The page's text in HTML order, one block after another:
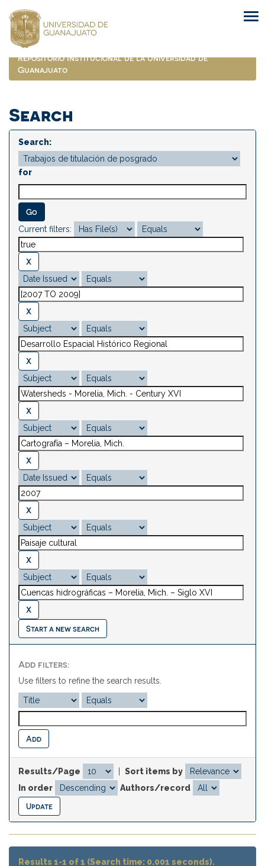
navigation
Repositorio Institucional de la Universidad de
Guanajuato
Search
Search:
for
Current filters:
Start a new search
Add filters:
Use filters to refine the search results.
Results/Page
Sort items by
In order
Authors/record
Results 1-1 of 1 (Search time: 0.001 seconds).